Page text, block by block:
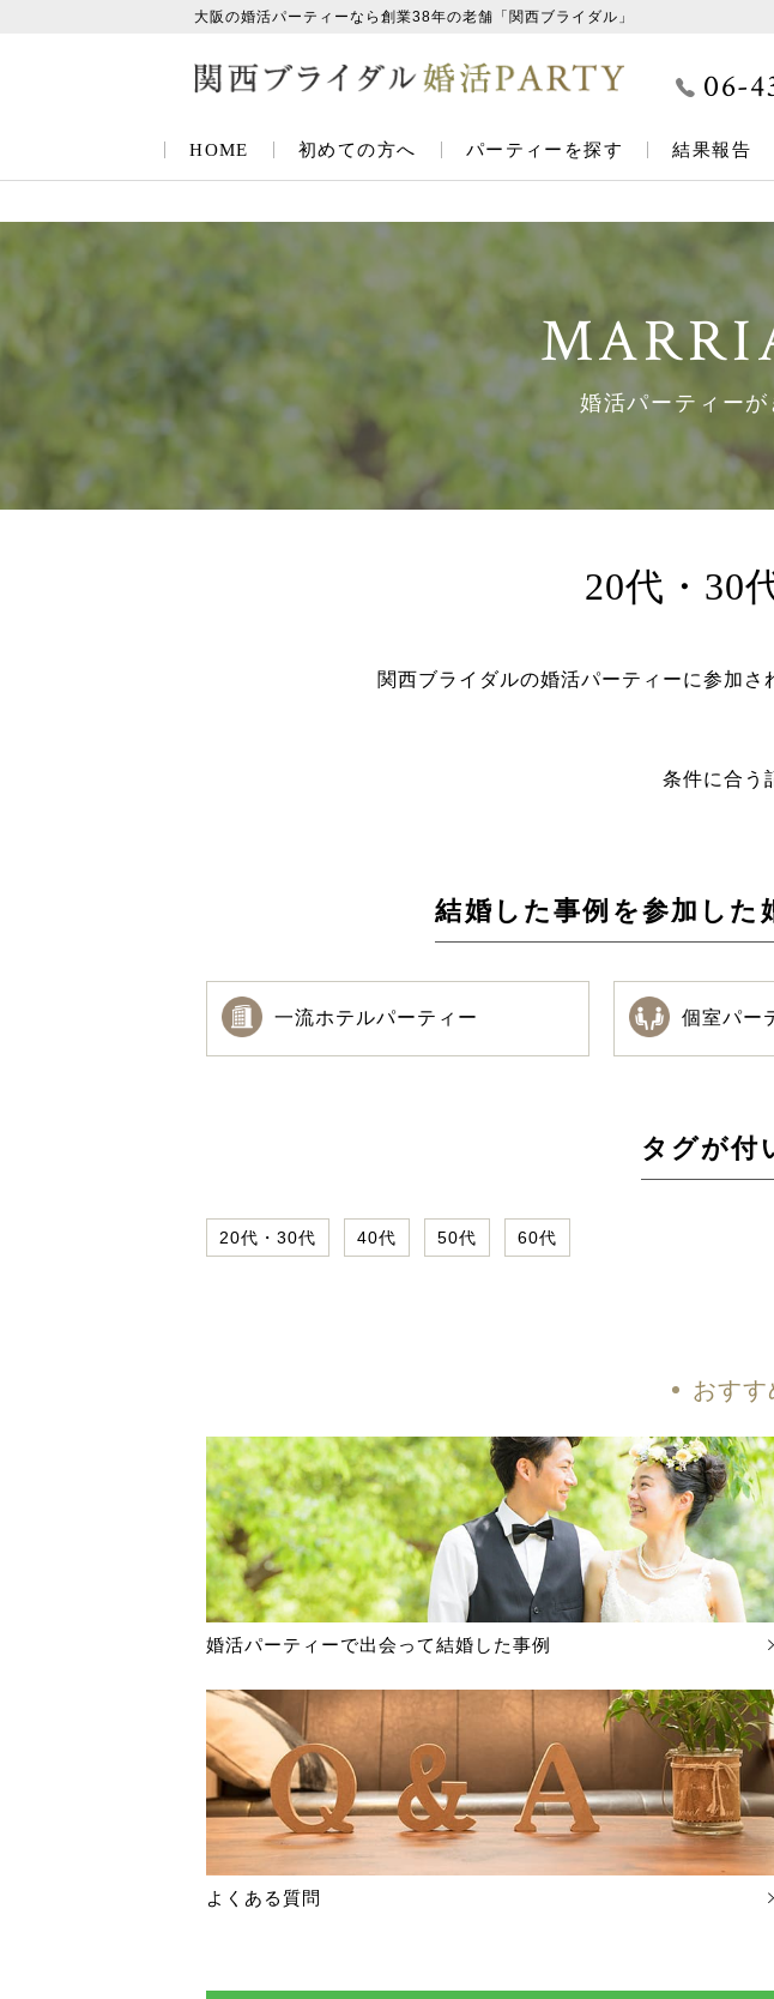
大阪の婚活パーティーなら創業38年の老舗「関西ブライダル」
06-
HOME 初めての方へ パーティーを探す 結果報告
婚活パーティー
20代・30
関西ブライダルの婚活パーティーに参加さ
条件に合う
結婚した事例を参加した
一流ホテルパーティー 個室パー
タグが付
20代・30代 40代 50代 60代
おす
婚活パーティーで出会って結婚した事例
よくある質問